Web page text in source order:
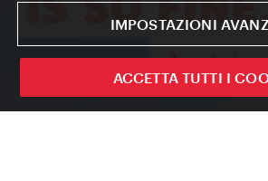
IMPOSTAZIONI
ACCETTA TUTTI I